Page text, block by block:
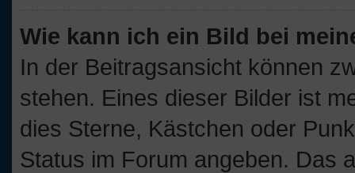
Wie kann ich ein Bild bei
In der Beitragsansicht können
stehen. Eines dieser Bilder ist
dies Sterne, Kästchen oder
Status im Forum angeben. Das